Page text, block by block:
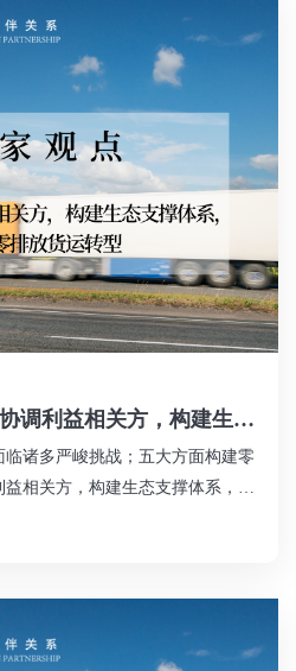
调利益相关方，构建生态
货运转型
诸多严峻挑战；五大方面构建零
相关方，构建生态支撑体系，助